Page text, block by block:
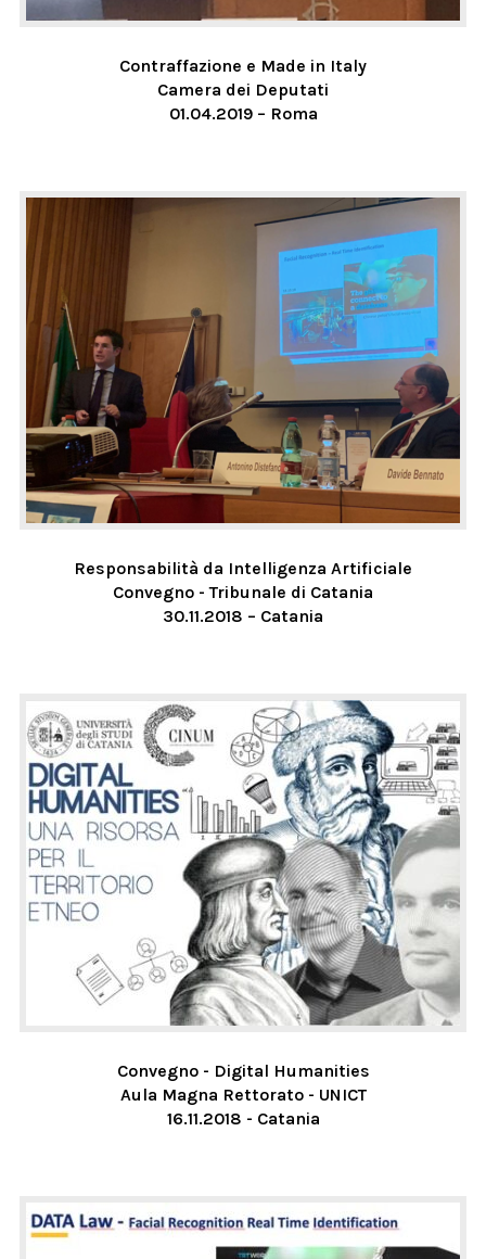
Contraffazione e Made in Italy
Camera dei Deputati
01.04.2019 – Roma
Responsabilità da Intelligenza Artificiale
Convegno - Tribunale di Catania
30.11.2018 – Catania
Convegno - Digital Humanities
Aula Magna Rettorato - UNICT
16.11.2018 - Catania